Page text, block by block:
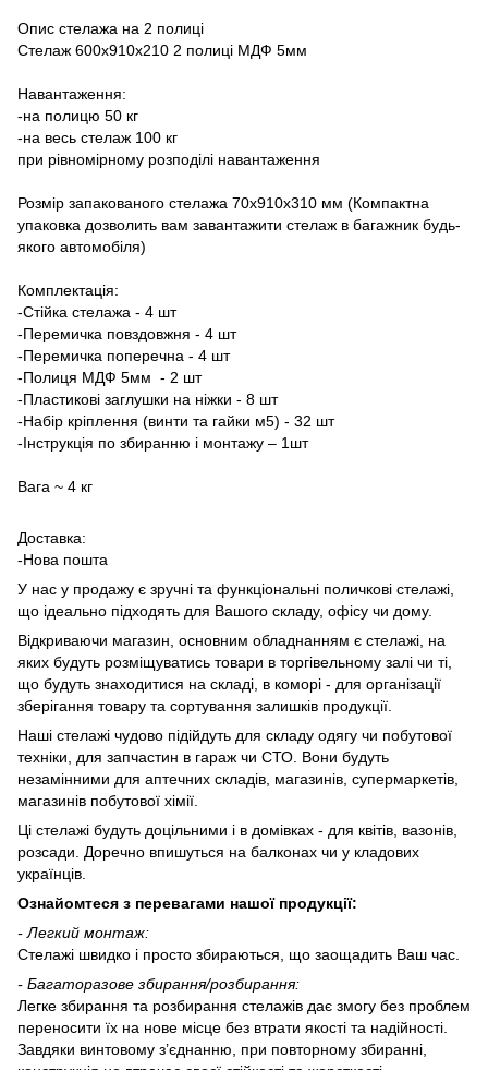
Опис стелажа на 2 полиці
Стелаж 600х910х210 2 полиці МДФ 5мм
Навантаження:
-на полицю 50 кг
-на весь стелаж 100 кг
при рівномірному розподілі навантаження
Розмір запакованого стелажа 70х910х310 мм (Компактна
упаковка дозволить вам завантажити стелаж в багажник будь-
якого автомобіля)
Комплектація:
-Стійка стелажа - 4 шт
-Перемичка повздовжня - 4 шт
-Перемичка поперечна - 4 шт
-Полиця МДФ 5мм - 2 шт
-Пластикові заглушки на ніжки - 8 шт
-Набір кріплення (винти та гайки м5) - 32 шт
-Інструкція по збиранню і монтажу – 1шт
Вага ~ 4 кг
Доставка:
-Нова пошта
У нас у продажу є зручні та функціональні поличкові стелажі,
що ідеально підходять для Вашого складу, офісу чи дому.
Відкриваючи магазин, основним обладнанням є стелажі, на
яких будуть розміщуватись товари в торгівельному залі чи ті,
що будуть знаходитися на складі, в коморі - для організації
зберігання товару та сортування залишків продукції.
Наші стелажі чудово підійдуть для складу одягу чи побутової
техніки, для запчастин в гараж чи СТО. Вони будуть
незамінними для аптечних складів, магазинів, супермаркетів,
магазинів побутової хімії.
Ці стелажі будуть доцільними і в домівках - для квітів, вазонів,
розсади. Доречно впишуться на балконах чи у кладових
українців.
Ознайомтеся з перевагами нашої продукції:
- Легкий монтаж:
Стелажі швидко і просто збираються, що заощадить Ваш час.
- Багаторазове збирання/розбирання:
Легке збирання та розбирання стелажів дає змогу без проблем
переносити їх на нове місце без втрати якості та надійності.
Завдяки винтовому з’єднанню, при повторному збиранні,